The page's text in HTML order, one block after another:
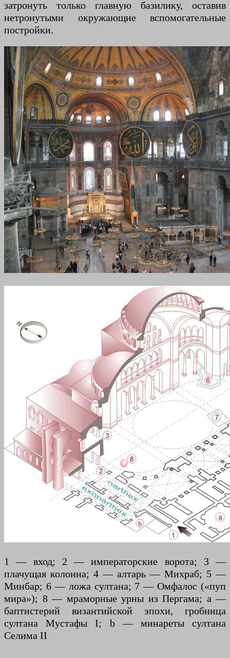
затронуть только главную базилику, оставив
нетронутыми окружающие вспомогательные
постройки.
1 — вход; 2 — императорские ворота; 3 —
плачущая колонна; 4 — алтарь — Михраб; 5 —
Минбар; 6 — ложа султана; 7 — Омфалос («пуп
мира»); 8 — мраморные урны из Пергама; a —
баптистерий византийской эпохи, гробница
султана Мустафы I; b — минареты султана
Селима II